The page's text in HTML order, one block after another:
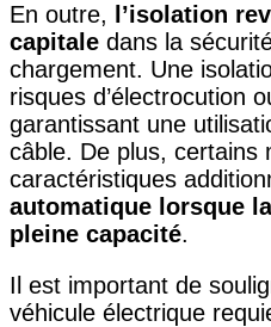
En outre,
l’isolation
capitale dans la
chargement. Une
risques d’électrocution
garantissant une
câble. De plus, certains
caractéristiques
automatique lorsque
pleine capacité.
Il est important de
véhicule électrique